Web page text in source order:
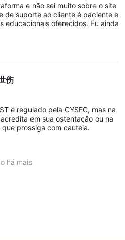
e não sei muito sobre o site
de suporte ao cliente é paciente e
educacionais oferecidos. Eu ainda
伤
é regulado pela CYSEC, mas na
em sua ostentação ou na
prossiga com cautela.
há mais